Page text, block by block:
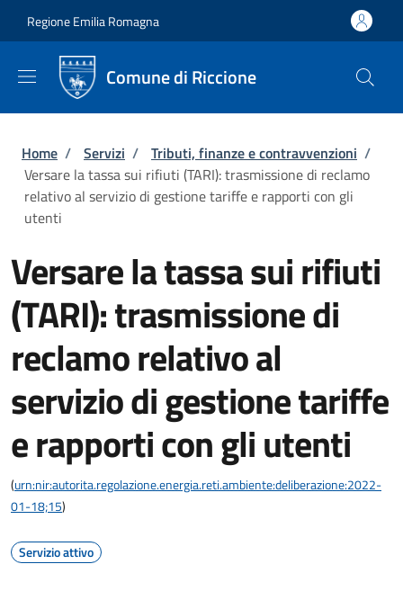
Regione Emilia Romagna
Comune di Riccione
Briciole di pane
Home / Servizi / Tributi, finanze e contravvenzioni /
Versare la tassa sui rifiuti (TARI): trasmissione di reclamo
relativo al servizio di gestione tariffe e rapporti con gli
utenti
Versare la tassa sui rifiuti
(TARI): trasmissione di
reclamo relativo al
servizio di gestione tariffe
e rapporti con gli utenti
(urn:nir:autorita.regolazione.energia.reti.ambiente:deliberazione:2022-
01-18;15)
Servizio attivo